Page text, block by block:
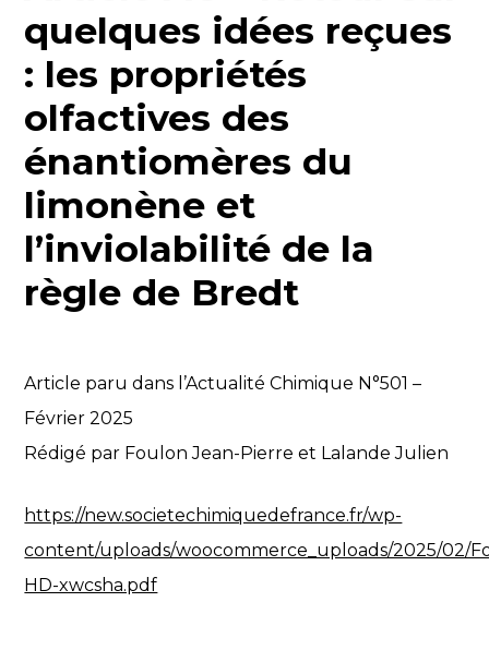
quelques idées reçues
: les propriétés
olfactives des
énantiomères du
limonène et
l’inviolabilité de la
règle de Bredt
Article paru dans l’Actualité Chimique N°501 –
Février 2025
Rédigé par Foulon Jean-Pierre et Lalande Julien
https://new.societechimiquedefrance.fr/wp-
content/uploads/woocommerce_uploads/2025/02/
HD-xwcsha.pdf